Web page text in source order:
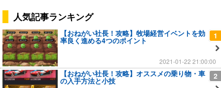
人気記事ランキング
1
【おねがい社長！攻略】牧場経営イベントを効
率良く進める4つのポイント
2021-01-22 21:00:00
2
【おねがい社長！攻略】オススメの乗り物・車
の入手方法と小技